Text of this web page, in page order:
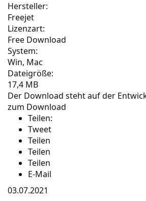
Hersteller:
Freejet
Lizenzart:
Free Download
System:
Win, Mac
Dateigröße:
17,4 MB
Der Download steht auf der
zum Download
Teilen:
Tweet
Teilen
Teilen
Teilen
E-Mail
03.07.2021